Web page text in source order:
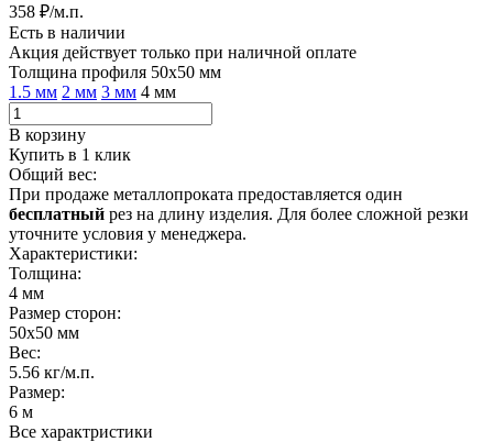
358 ₽/м.п.
Есть в наличии
Акция действует только при наличной оплате
Толщина профиля 50х50 мм
1.5 мм 2 мм 3 мм 4 мм
В корзину
Купить в 1 клик
Общий вес:
При продаже металлопроката предоставляется один
бесплатный рез на длину изделия. Для более сложной резки
уточните условия у менеджера.
Характеристики:
Толщина:
4 мм
Размер сторон:
50х50 мм
Вес:
5.56 кг/м.п.
Размер:
6 м
Все характристики